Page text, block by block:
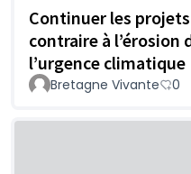
Continuer les
contraire à l’érosion
l’urgence climatique
Bretagne Vivante 0